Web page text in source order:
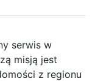
serwis w
misją jest
z regionu